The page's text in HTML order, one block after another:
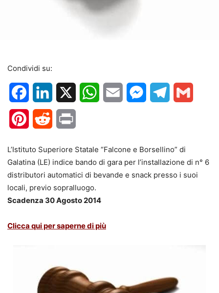
Condividi su:
FacebookLinkedIn WhatsApp
Email MessengerTelegram
PinterestReddit
L’Istituto Superiore Statale “Falcone e Borsellino” di
Galatina (LE) indice bando di gara per l’installazione di n° 6
distributori automatici di bevande e snack presso i suoi
locali, previo sopralluogo.
Scadenza 30 Agosto 2014
Clicca qui per saperne di più